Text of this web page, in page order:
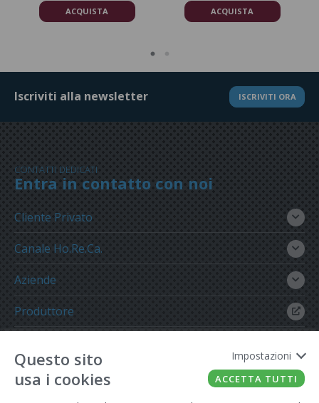
ACQUISTA ACQUISTA
Iscriviti alla newsletter ISCRIVITI ORA
CONTATTI DEDICATI
Entra in contatto con noi
Cliente Privato
Canale Ho.Re.Ca.
Aziende
Produttore
Questo sito
usa i cookies
Impostazioni
ACCETTA TUTTI